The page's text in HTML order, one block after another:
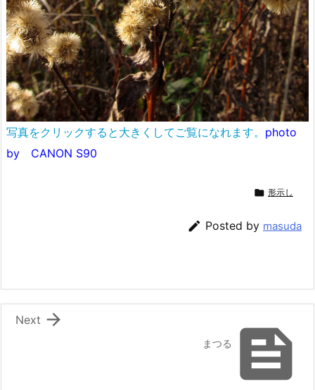
写真をクリックすると大きくしてご覧になれます。 photo
by CANON S90
 形示し
 Posted by masuda

まつる

Next